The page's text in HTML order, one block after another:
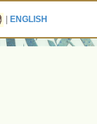
ENGLISH
|